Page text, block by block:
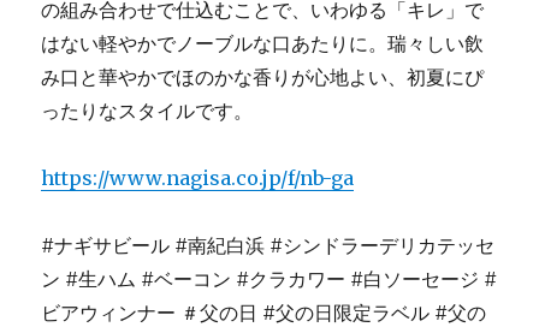
の組み合わせで仕込むことで、いわゆる「キレ」で
はない軽やかでノーブルな口あたりに。瑞々しい飲
み口と華やかでほのかな香りが心地よい、初夏にぴ
ったりなスタイルです。
https://www.nagisa.co.jp/f/nb-ga
#ナギサビール #南紀白浜 #シンドラーデリカテッセ
ン #生ハム #ベーコン #クラカワー #白ソーセージ #
ビアウィンナー ＃父の日 #父の日限定ラベル #父の